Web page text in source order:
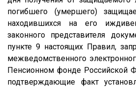
погибшего (умершего)
находившихся на его
законного представителя
пункте 9 настоящих Правил,
межведомственного
Пенсионном фонде Российской
подтверждающие факт